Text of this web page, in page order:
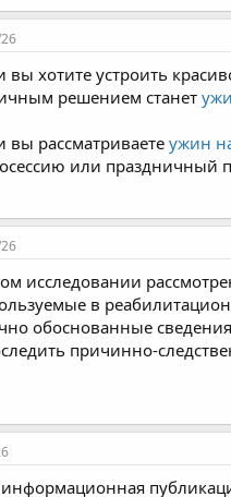
вы хотите устроить
решением станет
вы рассматриваете ужин
или праздничный
исследовании
в
обоснованные
причинно-